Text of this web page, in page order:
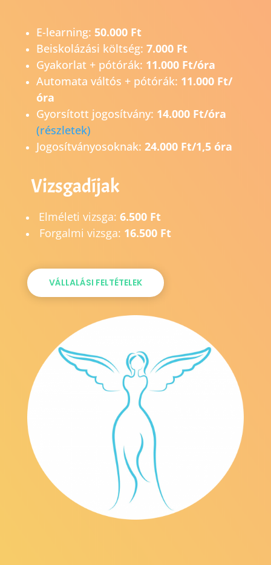
E-learning: 50.000 Ft
Beiskolázási költség: 7.000 Ft
Gyakorlat + pótórák: 11.000 Ft/óra
Automata váltós + pótórák: 11.000 Ft/
óra
Gyorsított jogosítvány: 14.000 Ft/óra
(részletek)
Jogosítványosoknak: 24.000 Ft/1,5 óra
Vizsgadíjak
Elméleti vizsga: 6.500 Ft
Forgalmi vizsga: 16.500 Ft
VÁLLALÁSI FELTÉTELEK